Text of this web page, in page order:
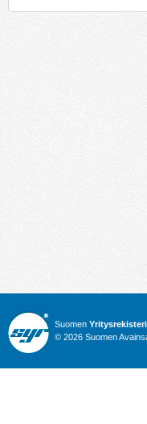
Suomen Yritysrekisteri
© 2026 Suomen